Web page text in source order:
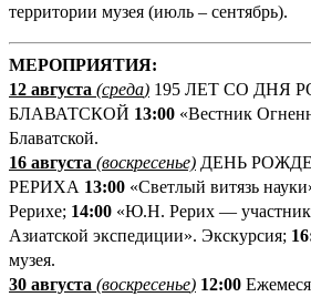
территории музея (июль – сентябрь).
МЕРОПРИЯТИЯ:
12 августа (среда) 195 ЛЕТ СО ДНЯ
БЛАВАТСКОЙ 13:00 «Вестник
Блаватской.
16 августа (воскресенье) ДЕНЬ
РЕРИХА 13:00 «Светлый витязь
Рерихе; 14:00 «Ю.Н. Рерих — участник
Азиатской экспедиции». Экскурсия;
музея.
30 августа (воскресенье) 12:00